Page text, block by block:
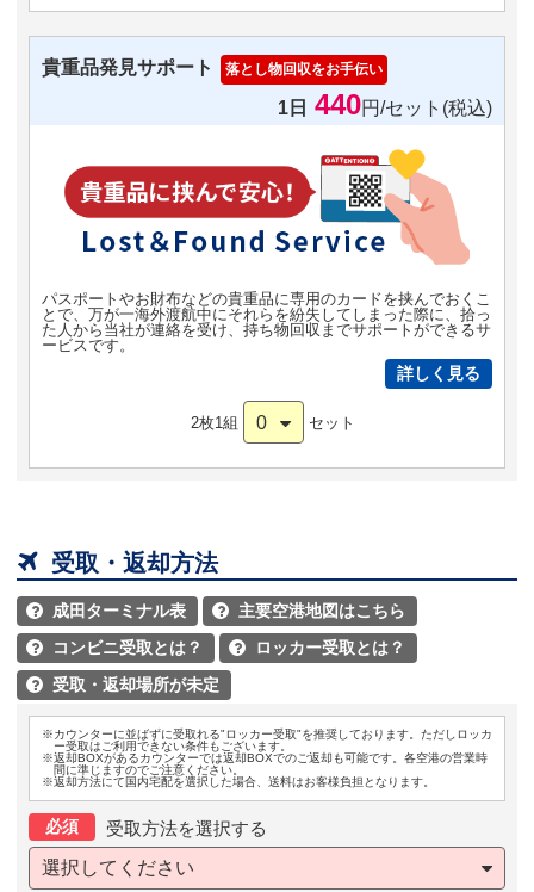
貴重品発見サポート 落とし物回収をお手伝い
1日 440円/セット(税込)
パスポートやお財布などの貴重品に専用のカードを挟んでおくこ
とで、万が一海外渡航中にそれらを紛失してしまった際に、拾っ
た人から当社が連絡を受け、持ち物回収までサポートができるサ
ービスです。
詳しく見る
2枚1組 0 セット
 受取・返却方法
 成田ターミナル表  主要空港地図はこちら
 コンビニ受取とは？  ロッカー受取とは？
 受取・返却場所が未定
※カウンターに並ばずに受取れる"ロッカー受取"を推奨しております。ただしロッカ
ー受取はご利用できない条件もございます。
※返却BOXがあるカウンターでは返却BOXでのご返却も可能です。各空港の営業時
間に準じますのでご注意ください。
※返却方法にて国内宅配を選択した場合、送料はお客様負担となります。
必須
受取方法を選択する
選択してください